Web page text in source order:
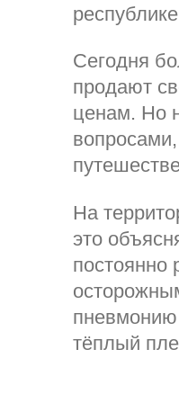
Сегодня
продают
ценам. Но
На
это
постоянно
тёплый